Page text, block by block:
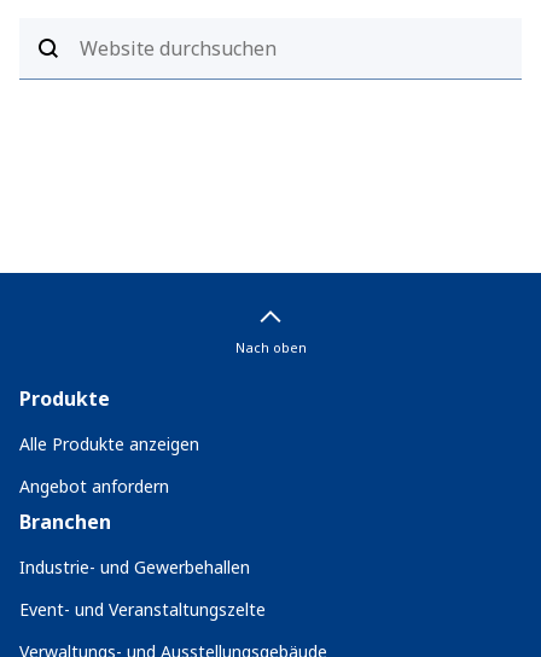
Nach oben
Produkte
Alle Produkte anzeigen
Angebot anfordern
Branchen
Industrie- und Gewerbehallen
Event- und Veranstaltungszelte
Verwaltungs- und Ausstellungsgebäude